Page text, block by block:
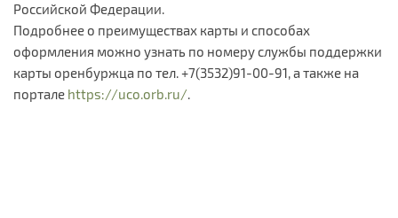
Российской Федерации.
Подробнее о преимуществах карты и способах
оформления можно узнать по номеру службы поддержки
карты оренбуржца по тел. +7(3532)91-00-91, а также на
портале https://uco.orb.ru/.